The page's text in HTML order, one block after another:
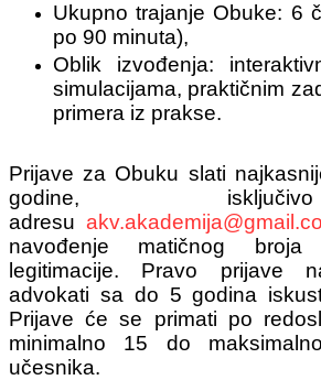
Ukupno trajanje Obuke: 6
po 90 minuta),
Oblik izvođenja:
simulacijama, praktičnim
primera iz prakse.
Prijave za Obuku slati
godine,
adresu
navođenje matičnog
legitimacije. Pravo prijave
advokati sa do 5 godina
Prijave će se primati po
minimalno 15 do
učesnika.